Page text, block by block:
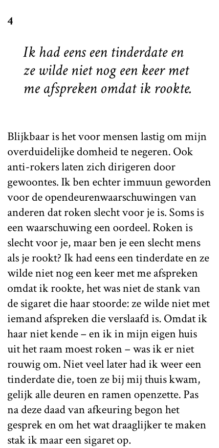
4
Ik had eens een tinderdate en
ze wilde niet nog een keer met
me afspreken omdat ik rookte.
Blijkbaar is het voor mensen lastig om mijn
overduidelijke domheid te negeren. Ook
anti-rokers laten zich dirigeren door
gewoontes. Ik ben echter immuun geworden
voor de opendeurenwaarschuwingen van
anderen dat roken slecht voor je is. Soms is
een waarschuwing een oordeel. Roken is
slecht voor je, maar ben je een slecht mens
als je rookt? Ik had eens een tinderdate en ze
wilde niet nog een keer met me afspreken
omdat ik rookte, het was niet de stank van
de sigaret die haar stoorde: ze wilde niet met
iemand afspreken die verslaafd is. Omdat ik
haar niet kende – en ik in mijn eigen huis
uit het raam moest roken – was ik er niet
rouwig om. Niet veel later had ik weer een
tinderdate die, toen ze bij mij thuis kwam,
gelijk alle deuren en ramen openzette. Pas
na deze daad van afkeuring begon het
gesprek en om het wat draaglijker te maken
stak ik maar een sigaret op.